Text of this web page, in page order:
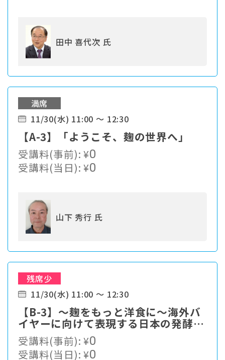
田中 喜代次 氏
満席
11/30(水) 11:00 ～ 12:30
【A-3】「ようこそ、麹の世界へ」
受講料(事前):¥0
受講料(当日):¥0
山下 秀行 氏
残席少
11/30(水) 11:00 ～ 12:30
【B-3】～麹をもっと洋食に～海外バ
イヤーに向けて表現する日本の発酵の
新たな見せ方
受講料(事前):¥0
受講料(当日):¥0